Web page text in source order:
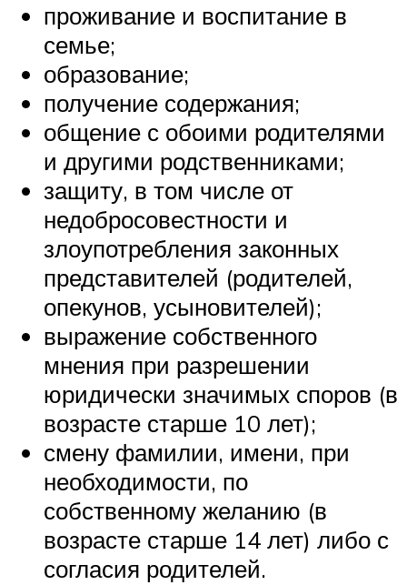
проживание и воспитание в
семье;
образование;
получение содержания;
общение с обоими родителями
и другими родственниками;
защиту, в том числе от
недобросовестности и
злоупотребления законных
представителей (родителей,
опекунов, усыновителей);
выражение собственного
мнения при разрешении
юридически значимых споров (в
возрасте старше 10 лет);
смену фамилии, имени, при
необходимости, по
собственному желанию (в
возрасте старше 14 лет) либо с
согласия родителей.